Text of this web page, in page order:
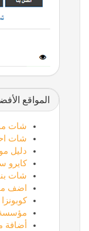
المواقع
شات
شات
دليل
كايرو
شات
اضف
كوبونزا
مؤسسة
أضافة